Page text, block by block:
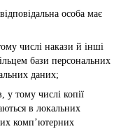
особа має
числі накази й інші
бази персональних
даних;
у тому числі копії
в локальних
комп’ютерних